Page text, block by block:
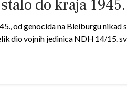
do kraja 1945.
od genocida na Bleiburgu
dio vojnih jedinica NDH 14/15.